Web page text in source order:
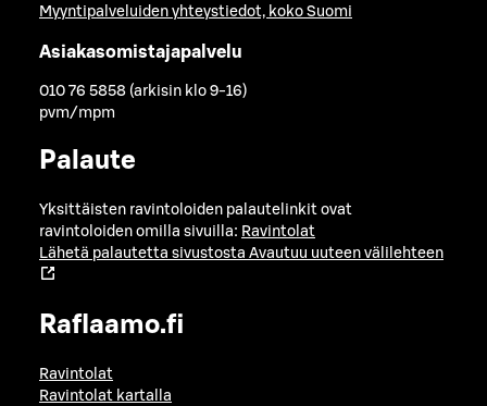
Myyntipalveluiden yhteystiedot, koko Suomi
Asiakasomistajapalvelu
010 76 5858 (arkisin klo 9-16)
pvm/mpm
Palaute
Yksittäisten ravintoloiden palautelinkit ovat
ravintoloiden omilla sivuilla: Ravintolat
Lähetä palautetta sivustosta Avautuu uuteen välilehteen
Raflaamo.fi
Ravintolat
Ravintolat kartalla